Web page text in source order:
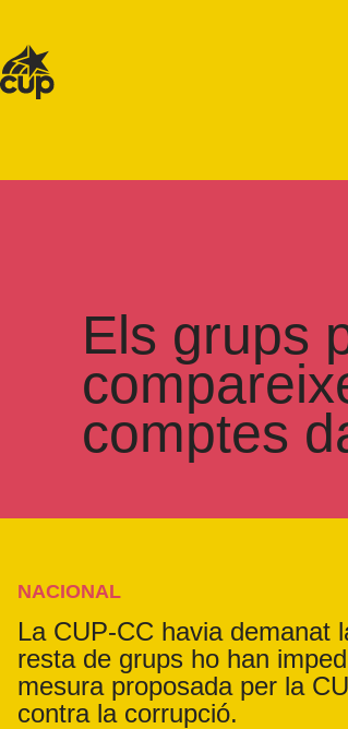
Els grups
comptes
NACIONAL
La CUP-CC havia demanat
resta de grups ho han
mesura proposada per la
contra la corrupció.